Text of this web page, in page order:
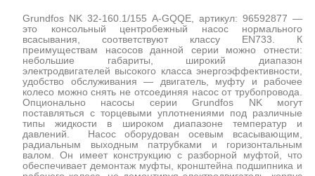
Grundfos NK 32-160.1/155 A-GQQE, артикул: 96592877 —
это консольный центробежный насос нормального
всасывания, соответствуют классу EN733. К
преимуществам насосов данной серии можно отнести:
небольшие габариты, широкий диапазон
электродвигателей высокого класса энергоэффективности,
удобство обслуживания — двигатель, муфту и рабочее
колесо можно снять не отсоединяя насос от трубопровода.
Опционально насосы серии Grundfos NK могут
поставляться с торцевыми уплотнениями под различные
типы жидкости в широком диапазоне температур и
давлений. Насос оборудован осевым всасывающим,
радиальным выходным патрубками и горизонтальным
валом. Он имеет конструкцию с разборной муфтой, что
обеспечивает демонтаж муфты, кронштейна подшипника и